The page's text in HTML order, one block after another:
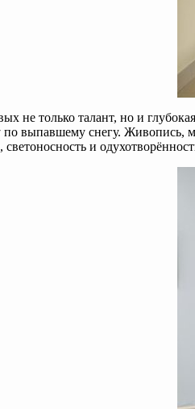
не только талант, но и
по выпавшему снегу. Живопись,
светоносность и